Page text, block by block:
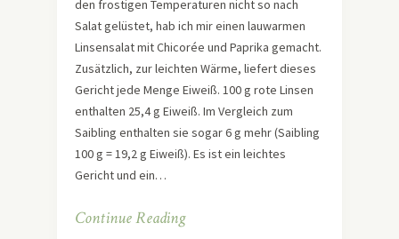
den frostigen Temperaturen nicht so nach
Salat gelüstet, hab ich mir einen lauwarmen
Linsensalat mit Chicorée und Paprika gemacht.
Zusätzlich, zur leichten Wärme, liefert dieses
Gericht jede Menge Eiweiß. 100 g rote Linsen
enthalten 25,4 g Eiweiß. Im Vergleich zum
Saibling enthalten sie sogar 6 g mehr (Saibling
100 g = 19,2 g Eiweiß). Es ist ein leichtes
Gericht und ein…
Continue Reading